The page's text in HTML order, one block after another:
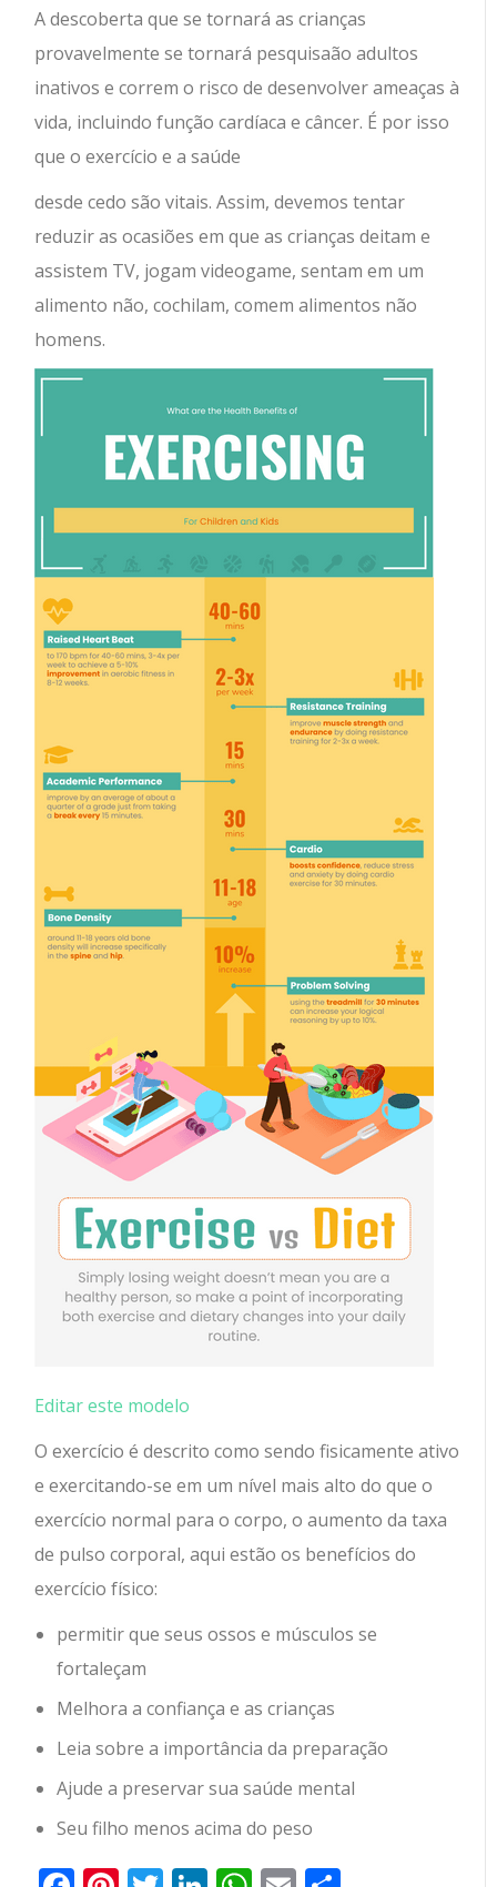
A descoberta que se tornará as crianças
provavelmente se tornará pesquisaão adultos
inativos e correm o risco de desenvolver ameaças à
vida, incluindo função cardíaca e câncer. É por isso
que o exercício e a saúde
desde cedo são vitais. Assim, devemos tentar
reduzir as ocasiões em que as crianças deitam e
assistem TV, jogam videogame, sentam em um
alimento não, cochilam, comem alimentos não
homens.
Editar este modelo
O exercício é descrito como sendo fisicamente ativo
e exercitando-se em um nível mais alto do que o
exercício normal para o corpo, o aumento da taxa
de pulso corporal, aqui estão os benefícios do
exercício físico:
permitir que seus ossos e músculos se
fortaleçam
Melhora a confiança e as crianças
Leia sobre a importância da preparação
Ajude a preservar sua saúde mental
Seu filho menos acima do peso